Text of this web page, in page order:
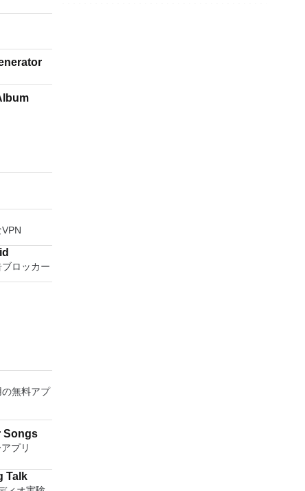
ロッカー
無料アプ
Songs
プリ
DIY Reverse Voice: Sing Talk